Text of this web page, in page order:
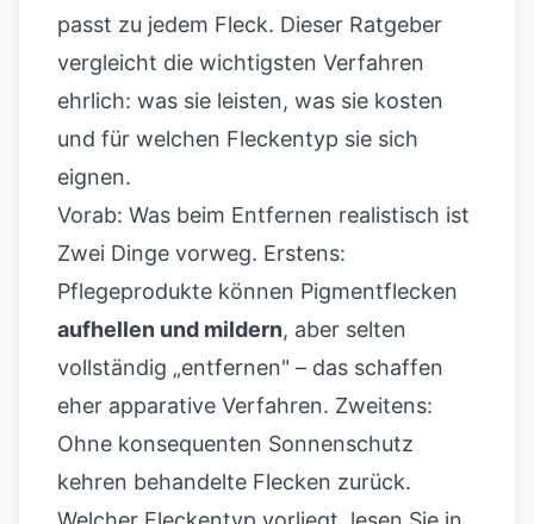
passt zu jedem Fleck. Dieser Ratgeber
vergleicht die wichtigsten Verfahren
ehrlich: was sie leisten, was sie kosten
und für welchen Fleckentyp sie sich
eignen.
Vorab: Was beim Entfernen realistisch ist
Zwei Dinge vorweg. Erstens:
Pflegeprodukte können Pigmentflecken
aufhellen und mildern, aber selten
vollständig „entfernen" – das schaffen
eher apparative Verfahren. Zweitens:
Ohne konsequenten Sonnenschutz
kehren behandelte Flecken zurück.